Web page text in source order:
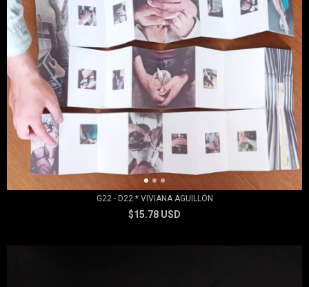
G22 - D22 * VIVIANA AGUILLÓN
$15.78 USD